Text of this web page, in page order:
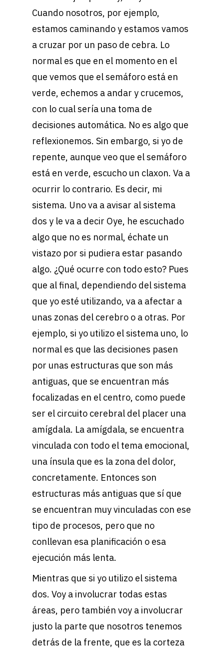
Cuando nosotros, por ejemplo,
estamos caminando y estamos vamos
a cruzar por un paso de cebra. Lo
normal es que en el momento en el
que vemos que el semáforo está en
verde, echemos a andar y crucemos,
con lo cual sería una toma de
decisiones automática. No es algo que
reflexionemos. Sin embargo, si yo de
repente, aunque veo que el semáforo
está en verde, escucho un claxon. Va a
ocurrir lo contrario. Es decir, mi
sistema. Uno va a avisar al sistema
dos y le va a decir Oye, he escuchado
algo que no es normal, échate un
vistazo por si pudiera estar pasando
algo. ¿Qué ocurre con todo esto? Pues
que al final, dependiendo del sistema
que yo esté utilizando, va a afectar a
unas zonas del cerebro o a otras. Por
ejemplo, si yo utilizo el sistema uno, lo
normal es que las decisiones pasen
por unas estructuras que son más
antiguas, que se encuentran más
focalizadas en el centro, como puede
ser el circuito cerebral del placer una
amígdala. La amígdala, se encuentra
vinculada con todo el tema emocional,
una ínsula que es la zona del dolor,
concretamente. Entonces son
estructuras más antiguas que sí que
se encuentran muy vinculadas con ese
tipo de procesos, pero que no
conllevan esa planificación o esa
ejecución más lenta.
Mientras que si yo utilizo el sistema
dos. Voy a involucrar todas estas
áreas, pero también voy a involucrar
justo la parte que nosotros tenemos
detrás de la frente, que es la corteza